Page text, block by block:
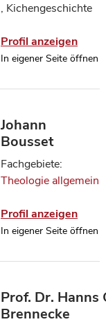
, Kichengeschichte
Profil anzeigen
In eigener Seite öffnen
Johann
Bousset
Fachgebiete:
Theologie allgemein
Profil anzeigen
In eigener Seite öffnen
Prof. Dr. Hanns
Brennecke